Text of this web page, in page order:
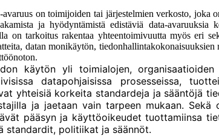
avaruus on toimijoiden tai järjestelmien verkosto, joka
ja hyödyntämistä edistäviä data-avaruuksia
on tarkoitus rakentaa yhteentoimivuutta myös eri
datan monikäytön,
käytön yli toimialojen,
datapohjaisissa prosesseissa,
yhteisiä korkeita standardeja ja sääntöjä
ja jaetaan vain tarpeen mukaan. Sekä
pääsyn ja käyttöoikeudet tuottamiinsa
standardit, politiikat ja säännöt.